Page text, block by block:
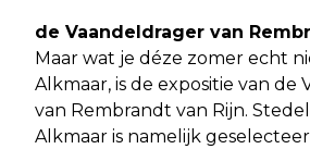
de Vaandeldrager van
Maar wat je déze zomer echt
Alkmaar, is de expositie van de
van Rembrandt van Rijn.
Alkmaar is namelijk